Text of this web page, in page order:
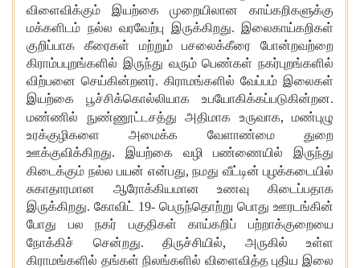
விளைவிக்கும் இயற்கை முறையிலான காய்கறிகளுக்கு
மக்களிடம் நல்ல வரவேற்பு இருக்கிறது. இலைகாய்கறிகள்
குறிப்பாக கீரைகள் மற்றும் பசலைக்கீரை போன்றவற்றை
கிராம்பபுறங்களில் இருந்து வரும் பெண்கள் நகர்புறங்களில்
விற்பனை செய்கின்றனர். கிராமங்களில் வேப்பம் இலைகள்
இயற்கை பூச்சிக்கொல்லியாக உபயோகிக்கப்படுகின்றன.
மண்ணில் நுண்ணூட்டசத்து அதிமாக உருவாக,
மண்புழு
உரக்குழிகளை அமைக்க வேளாண்மை துறை
ஊக்குவிக்கிறது. இயற்கை வழி பண்ணையில் இருந்து
கிடைக்கும் நல்ல பயன் என்பது, நமது வீட்டின் புழக்கடையில்
சுகாதாரமான ஆரோக்கியமான உணவு கிடைப்பதாக
இருக்கிறது. கோவிட் 19- பெருந்தொற்று பொது ஊரடங்கின்
போது பல நகர் பகுதிகள் காய்கறிப் பற்றாக்குறையை
நோக்கிச் சென்றது. திருச்சியில்,
அருகில் உள்ள
கிராமங்களில் தங்கள் நிலங்களில் விளைவித்த புதிய இலை